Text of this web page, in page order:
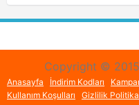
Copyright ©
Anasayfa İndirim Kodları
Kullanım Koşulları
Gizlilik